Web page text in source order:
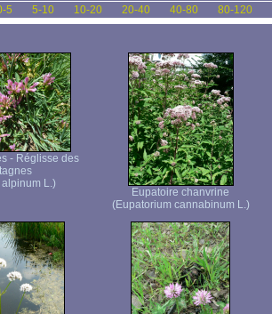
5 5-10 10-20 20-40 40-80 80-120
- Réglisse des
L.)
Eupatoire chanvrine
(Eupatorium cannabinum L.)